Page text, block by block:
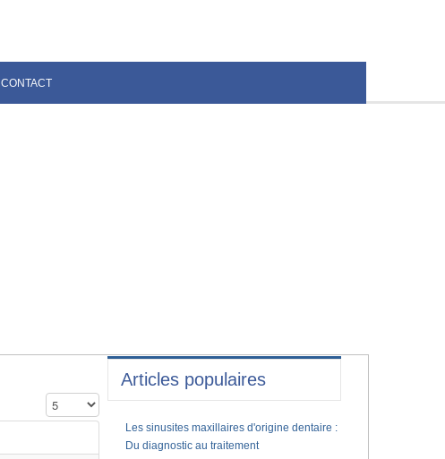
CONTACT
Affichage #
Articles populaires
Les sinusites maxillaires d'origine dentaire :
Du diagnostic au traitement